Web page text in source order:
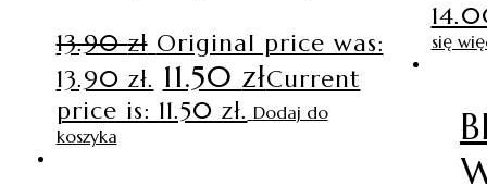
13.90zł Original price was:
13.90 zł. 11.50 złCurrent
price is: 11.50 zł. Dodaj do
koszyka
się